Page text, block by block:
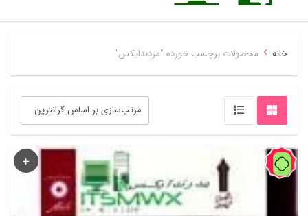
خانه › محصولات برچسب خورده “مردندایکس”
56%